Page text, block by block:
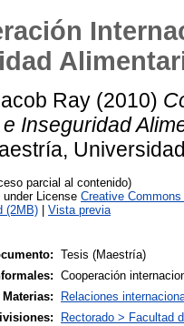
Ray (2010)
Inseguridad
parcial al contenido)
License Creative
(2MB)
Vista previa
Tesis (Maestría)
Cooperación
Materias:
Relaciones
Rectorado > Facultad